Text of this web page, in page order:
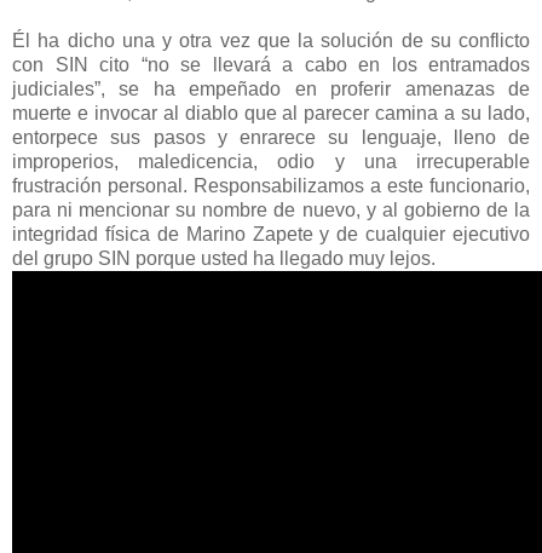
Él ha dicho una y otra vez que la solución de su conflicto
con SIN cito “no se llevará a cabo en los entramados
judiciales”, se ha empeñado en proferir amenazas de
muerte e invocar al diablo que al parecer camina a su lado,
entorpece sus pasos y enrarece su lenguaje, lleno de
improperios, maledicencia, odio y una irrecuperable
frustración personal. Responsabilizamos a este funcionario,
para ni mencionar su nombre de nuevo, y al gobierno de la
integridad física de Marino Zapete y de cualquier ejecutivo
del grupo SIN porque usted ha llegado muy lejos.